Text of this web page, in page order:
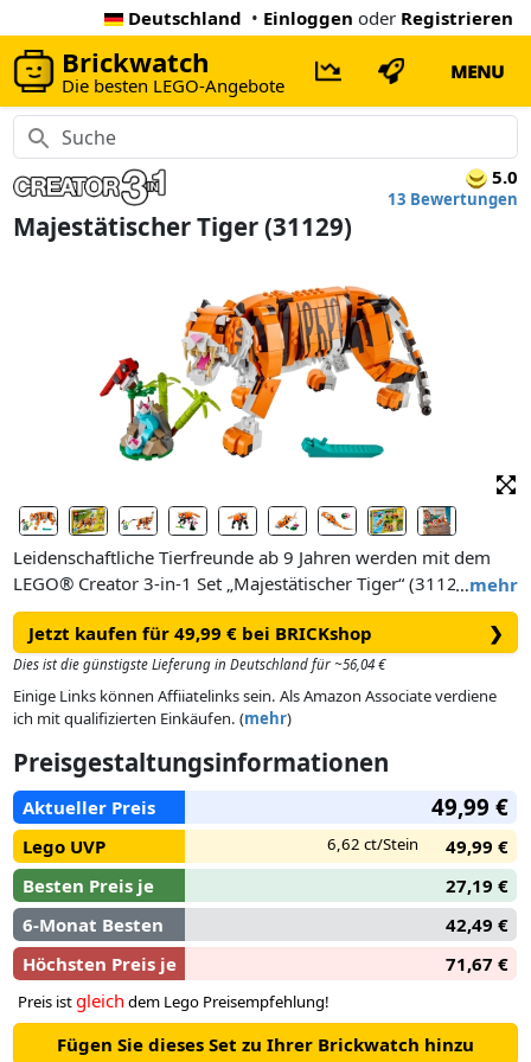
Deutschland • Einloggen oder Registrieren
Brickwatch
Die besten LEGO-Angebote
MENU
5.0
13 Bewertungen
Majestätischer Tiger (31129)
…mehr
Leidenschaftliche Tierfreunde ab 9 Jahren werden mit dem
LEGO® Creator 3-in-1 Set „Majestätischer Tiger“ (31129)
gerne spannende Geschichten darstellen. Das Set beinhaltet
einen Tiger aus LEGO Steinen, der seinen Gesichtsausdruck
verändern und all seine Gliedmaßen, den Kopf und den
Schwanz bewegen kann.
3 verschiedene Bau- und Spielerlebnisse. Man kann erst
einen beweglichen Tiger mit einem roten Vogel bauen und
die beiden Modelle dann in einen roten Panda mit Bambus
und Bonsai-Baum oder in einen Koi mit beweglichen Flossen
und Seerosen verwandeln. Dein Kind kann aber auch seiner
Fantasie freien Lauf lassen und ein ganz anderes Tier
erschaffen.
Jetzt kaufen für 49,99 € bei BRICKshop ❯
Dies ist die günstigste Lieferung in Deutschland für ~56,04 €
Einige Links können Affiiatelinks sein. Als Amazon Associate verdiene
ich mit qualifizierten Einkäufen. (mehr)
Preisgestaltungsinformationen
Aktueller Preis 49,99 €
Lego UVP 6,62 ct/Stein
49,99 €
Besten Preis je
27,19 €
6-Monat Besten
42,49 €
Höchsten Preis je
71,67 €
Preis istgleich dem Lego Preisempfehlung!
Fügen Sie dieses Set zu Ihrer Brickwatch hinzu